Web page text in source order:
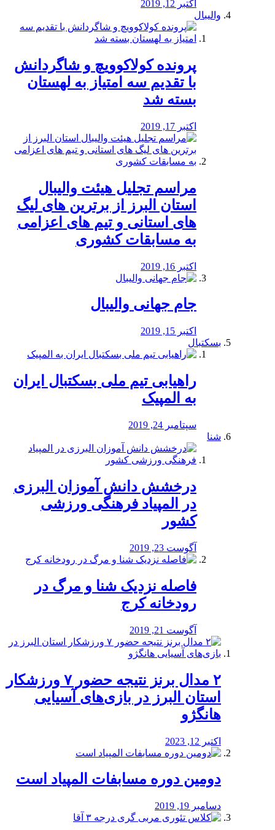
اکتبر 12, 2019
والیبال
پرونده کولاکوویچ و شاگردانش
با تقدیم سه امتیاز به لهستان
بسته شد
اکتبر 17, 2019
مراسم تجلیل هیئت والیبال
استان البرز از برترین های لیگ
های استانی و تیم های اعزامی
به مسابقات کشوری
اکتبر 16, 2019
جام جهانی والیبال
اکتبر 15, 2019
بسکتبال
راهیابی تیم ملی بسکتبال ایران
به المپیک
سپتامبر 24, 2019
شنا
درخشش دانش آموزان البرزی
در المپیاد فرهنگی ورزشی
کشور
آگوست 23, 2019
️فاصله نزدیک شنا و مرگ در
رودخانه کرج
آگوست 21, 2019
۲ مدال برنز نتیجه حضور ۷ ورزشکار
استان البرز در بازی‌های آسیایی
هانگژو
اکتبر 12, 2023
دومین دوره مسابفات المپیاد است
دسامبر 19, 2019